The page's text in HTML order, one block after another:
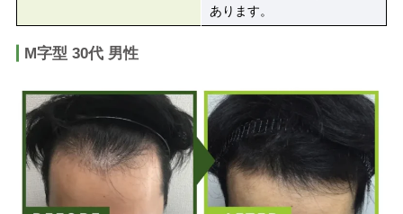
あります。
M字型 30代 男性